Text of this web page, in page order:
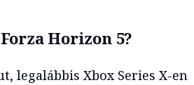
Horizon 5?
legalábbis Xbox Series X-en